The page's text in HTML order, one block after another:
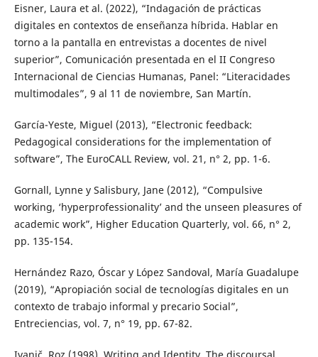
Eisner, Laura et al. (2022), “Indagación de prácticas
digitales en contextos de enseñanza híbrida. Hablar en
torno a la pantalla en entrevistas a docentes de nivel
superior”, Comunicación presentada en el II Congreso
Internacional de Ciencias Humanas, Panel: “Literacidades
multimodales”, 9 al 11 de noviembre, San Martín.
García-Yeste, Miguel (2013), “Electronic feedback:
Pedagogical considerations for the implementation of
software”, The EuroCALL Review, vol. 21, n° 2, pp. 1-6.
Gornall, Lynne y Salisbury, Jane (2012), “Compulsive
working, ‘hyperprofessionality’ and the unseen pleasures of
academic work”, Higher Education Quarterly, vol. 66, n° 2,
pp. 135-154.
Hernández Razo, Óscar y López Sandoval, María Guadalupe
(2019), “Apropiación social de tecnologías digitales en un
contexto de trabajo informal y precario Social”,
Entreciencias, vol. 7, n° 19, pp. 67-82.
Ivanič, Roz (1998), Writing and Identity. The discoursal